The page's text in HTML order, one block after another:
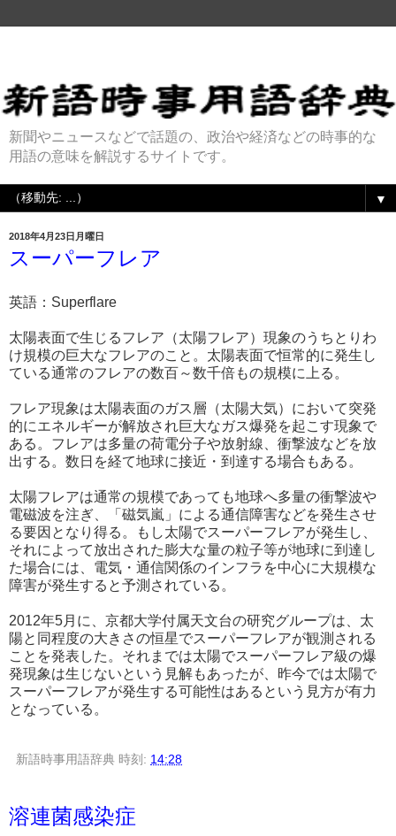
新聞やニュースなどで話題の、政治や経済などの時事的な
用語の意味を解説するサイトです。
▼
2018年4月23日月曜日
スーパーフレア
英語：Superflare
太陽表面で生じるフレア（太陽フレア）現象のうちとりわ
け規模の巨大なフレアのこと。太陽表面で恒常的に発生し
ている通常のフレアの数百～数千倍もの規模に上る。
フレア現象は太陽表面のガス層（太陽大気）において突発
的にエネルギーが解放され巨大なガス爆発を起こす現象で
ある。フレアは多量の荷電分子や放射線、衝撃波などを放
出する。数日を経て地球に接近・到達する場合もある。
太陽フレアは通常の規模であっても地球へ多量の衝撃波や
電磁波を注ぎ、「磁気嵐」による通信障害などを発生させ
る要因となり得る。もし太陽でスーパーフレアが発生し、
それによって放出された膨大な量の粒子等が地球に到達し
た場合には、電気・通信関係のインフラを中心に大規模な
障害が発生すると予測されている。
2012年5月に、京都大学付属天文台の研究グループは、太
陽と同程度の大きさの恒星でスーパーフレアが観測される
ことを発表した。それまでは太陽でスーパーフレア級の爆
発現象は生じないという見解もあったが、昨今では太陽で
スーパーフレアが発生する可能性はあるという見方が有力
となっている。
新語時事用語辞典 時刻: 14:28
溶連菌感染症